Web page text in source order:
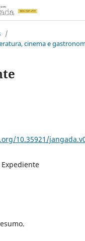
/
cinema e
10.35921/
Expediente